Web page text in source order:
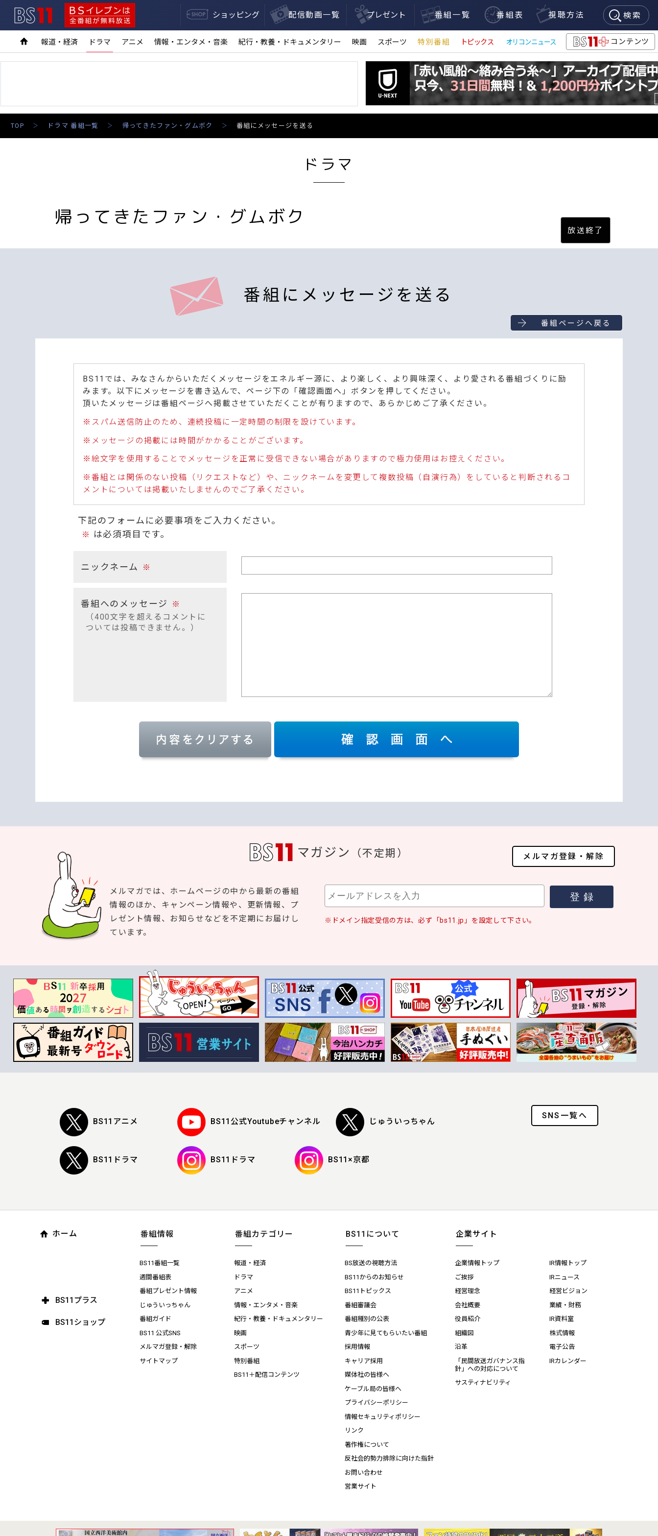
BSイレブンは全番組が無料放送
ショッピング 配信動画一覧 プレゼント 番組一覧 番組表 視聴方法 検索
報道・経済 ドラマ アニメ 情報・エンタメ・音楽 紀行・教養・ドキュメンタリー 映画 スポーツ 特別番組 トピックス
オリコンニュース
BS11+
コンテンツ
TOP ドラマ 番組一覧 帰ってきたファン・グムボク 番組にメッセージを送る
ドラマ
帰ってきたファン・グムボク
番組にメッセージを送る
番組ページへ戻る
BS11では、みなさんからいただくメッセージをエネルギー源に、より楽しく、より興味深く、より愛される番組づくりに励
みます。以下にメッセージを書き込んで、ページ下の「確認画面へ」ボタンを押してください。
頂いたメッセージは番組ページへ掲載させていただくことが有りますので、あらかじめご了承ください。
※スパム送信防止のため、連続投稿に一定時間の制限を設けています。
※メッセージの掲載には時間がかかることがございます。
※絵文字を使用することでメッセージを正常に受信できない場合がありますので極力使用はお控えください。
※番組とは関係のない投稿（リクエストなど）や、ニックネームを変更して複数投稿（自演行為）をしていると判断されるコ
メントについては掲載いたしませんのでご了承ください。
下記のフォームに必要事項をご入力ください。
※ は必須項目です。
ニックネーム ※
番組へのメッセージ
※
（400文字を超えるコメントに
ついては投稿できません。）
マガジン （不定期） メルマガ登録・解除
メルマガでは、ホームページの中から最新の番組
情報のほか、キャンペーン情報や、更新情報、プ
レゼント情報、お知らせなどを不定期にお届けし
ています。
※ドメイン指定受信の方は、必ず「bs11.jp」を設定して下さい。
SNS一覧へ
BS11アニメ BS11公式Youtubeチャンネル じゅういっちゃん
BS11ドラマ BS11ドラマ BS11×京都
ホーム
BS11プラス
BS11ショップ
番組情報
BS11番組一覧
週間番組表
番組プレゼント情報
じゅういっちゃん
番組ガイド
BS11 公式SNS
メルマガ登録・解除
サイトマップ
番組カテゴリー
報道・経済
ドラマ
アニメ
情報・エンタメ・音楽
紀行・教養・ドキュメンタリー
映画
スポーツ
特別番組
BS11＋配信コンテンツ
BS11について
BS放送の視聴方法
BS11からのお知らせ
BS11トピックス
番組審議会
番組種別の公表
青少年に見てもらいたい番組
採用情報
キャリア採用
媒体社の皆様へ
ケーブル局の皆様へ
プライバシーポリシー
情報セキュリティポリシー
リンク
著作権について
反社会的勢力排除に向けた指針
お問い合わせ
営業サイト
企業サイト
企業情報トップ
ご挨拶
経営理念
会社概要
役員紹介
組織図
沿革
「民間放送ガバナンス指
針」への対応について
サスティナビリティ
IR情報トップ
IRニュース
経営ビジョン
業績・財務
IR資料室
株式情報
電子公告
IRカレンダー